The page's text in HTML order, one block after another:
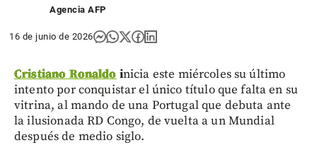
Agencia AFP
16 de junio de 2026
Cristiano Ronaldo inicia este miércoles su último
intento por conquistar el único título que falta en su
vitrina, al mando de una Portugal que debuta ante
la ilusionada RD Congo, de vuelta a un Mundial
después de medio siglo.